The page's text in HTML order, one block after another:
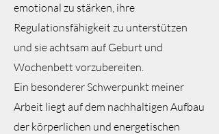
emotional zu stärken, ihre
Regulationsfähigkeit zu unterstützen
und sie achtsam auf Geburt und
Wochenbett vorzubereiten.
Ein besonderer Schwerpunkt meiner
Arbeit liegt auf dem nachhaltigen Aufbau
der körperlichen und energetischen